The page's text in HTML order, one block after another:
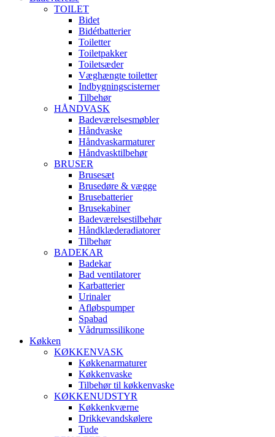
TOILET
Bidet
Bidétbatterier
Toiletter
Toiletpakker
Toiletsæder
Væghængte toiletter
Indbygningscisterner
Tilbehør
HÅNDVASK
Badeværelsesmøbler
Håndvaske
Håndvaskarmaturer
Håndvasktilbehør
BRUSER
Brusesæt
Brusedøre & vægge
Brusebatterier
Brusekabiner
Badeværelsestilbehør
Håndklæderadiatorer
Tilbehør
BADEKAR
Badekar
Bad ventilatorer
Karbatterier
Urinaler
Afløbspumper
Spabad
Vådrumssilikone
Køkken
KØKKENVASK
Køkkenarmaturer
Køkkenvaske
Tilbehør til køkkenvaske
KØKKENUDSTYR
Køkkenkværne
Drikkevandskølere
Tude